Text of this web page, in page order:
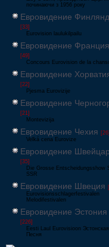
починаючи з 1956 року
Евровидение
[33]
Eurovision laulukilpailu
Евровидение Франция
[49]
Concours Eurovision de la
Евровидение
[22]
Pjesma Eurovizije
Евровидение
[21]
Montevizija
Евровидение Чехия [26]
Velká cena Eurovize
Евровидение
[35]
Die Grosse Entscheidungsshow
SSR
Евровидение Швеция
Eurovisionsschlagerfestivalen
Melodifestivalen
Евровидение Эстония
[226]
Eesti Laul Eurovisioon Эстонская
Песня